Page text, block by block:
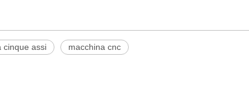
cinque assi macchina cnc